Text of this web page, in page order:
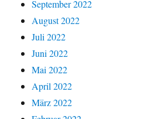
September 2022
August 2022
Juli 2022
Juni 2022
Mai 2022
April 2022
März 2022